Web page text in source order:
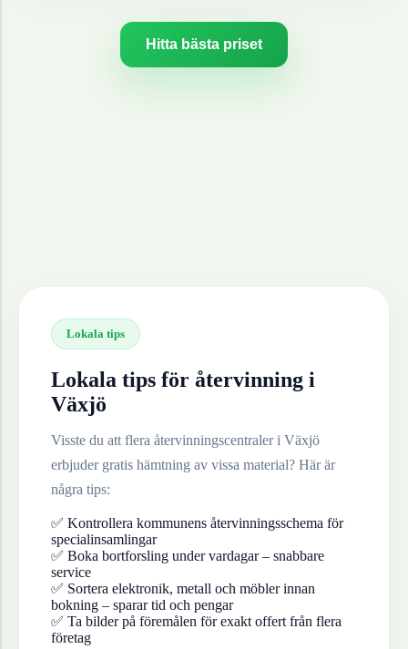
Hitta bästa priset
Lokala tips
Lokala tips för återvinning i
Växjö
Visste du att flera återvinningscentraler i Växjö
erbjuder gratis hämtning av vissa material? Här är
några tips:
✅ Kontrollera kommunens återvinningsschema för
specialinsamlingar
✅ Boka bortforsling under vardagar – snabbare
service
✅ Sortera elektronik, metall och möbler innan
bokning – sparar tid och pengar
✅ Ta bilder på föremålen för exakt offert från flera
företag